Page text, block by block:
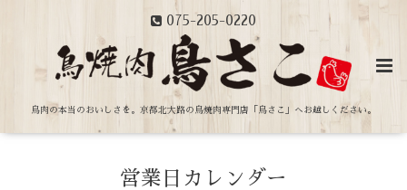
075-205-0220
鳥肉の本当のおいしさを。 京都北大路の鳥焼肉専門店「鳥さこ」へお越しください。
営業日カレンダー